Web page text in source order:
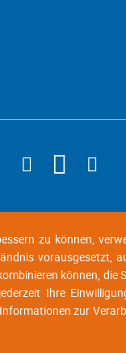
zu können,
vorausgesetzt,
können, die
Ihre
zur